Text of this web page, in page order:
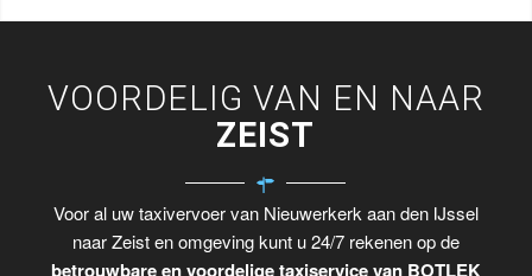
VOORDELIG VAN EN NAAR
ZEIST
Voor al uw taxivervoer van Nieuwerkerk aan den IJssel
naar Zeist en omgeving kunt u 24/7 rekenen op de
betrouwbare en voordelige taxiservice van BOTLEK